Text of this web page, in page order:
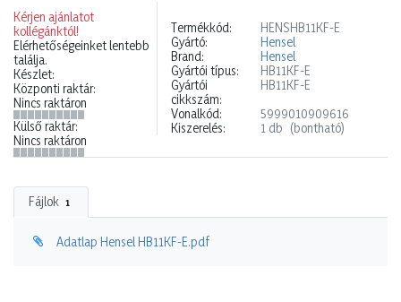
Kérjen ajánlatot
kollégánktól!
Elérhetőségeinket lentebb
találja.
Készlet:
Központi raktár:
Nincs raktáron
Külső raktár:
Nincs raktáron
Termékkód:
HENSHB11KF-E
Gyártó:
Hensel
Brand:
Hensel
Gyártói típus:
HB11KF-E
Gyártói
cikkszám:
HB11KF-E
Vonalkód:
5999010909616
Kiszerelés:
1 db (bontható)
Fájlok 1
Adatlap Hensel HB11KF-E.pdf